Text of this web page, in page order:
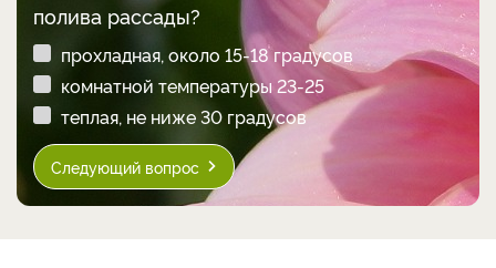
полива рассады?
прохладная, около 15-18 градусов
комнатной температуры 23-25
теплая, не ниже 30 градусов
Следующий вопрос